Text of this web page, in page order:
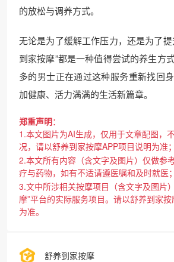
的放松与调养方式。
无论是为了缓解工作压力，还是为了
到家按摩”都是一种值得尝试的养生方
多的男士正在通过这种服务重新找回
加健康、活力满满的生活新篇章。
郑重声明：
1.本文图片为AI生成，仅用于文章配图，
况，请以舒养到家按摩APP项目说明为准；
2.本文所有内容（含文字及图片）仅做参
疗与药物，如有不适请遵医嘱和及时就医；
3.文中所涉相关按摩项目（含文字及图片
摩”平台的实际服务项目。请以舒养到家
为准。
舒养到家按摩